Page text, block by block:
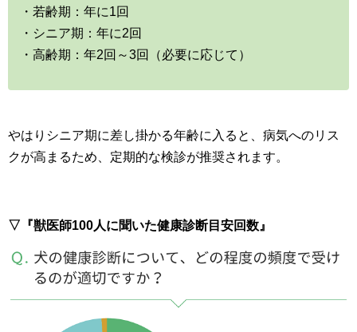
・若齢期：年に1回
・シニア期：年に2回
・高齢期：年2回～3回（必要に応じて）
やはりシニア期に差し掛かる年齢に入ると、病気へのリス
クが高まるため、定期的な検診が推奨されます。
▽『獣医師100人に聞いた健康診断目安回数』